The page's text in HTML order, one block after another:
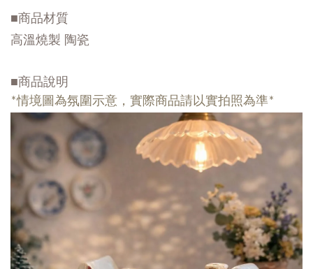
■商品材質
高溫燒製 陶瓷
■商品說明
*情境圖為氛圍示意，實際商品請以實拍照為準*